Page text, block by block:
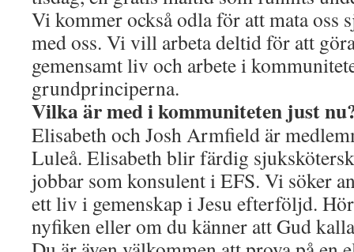
Vi kommer också odla för att mata oss
med oss. Vi vill arbeta deltid för att
gemensamt liv och arbete i
grundprinciperna.
Vilka är med i kommuniteten just
Elisabeth och Josh Armfield är
Luleå. Elisabeth blir färdig
jobbar som konsulent i EFS. Vi söker
ett liv i gemenskap i Jesu efterföljd.
nyfiken eller om du känner att Gud